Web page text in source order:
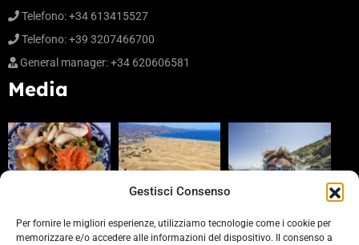
Gestisci Consenso
Per fornire le migliori esperienze, utilizziamo tecnologie come i cookie per
memorizzare e/o accedere alle informazioni del dispositivo. Il consenso a
Telefono: +34 613415527
Telefono: +39 3207466700
General manager: +34 620606581
Media